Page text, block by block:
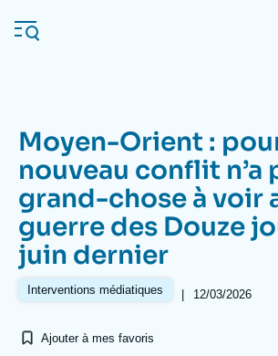
au
contenu
Navigation
principale
L'Ifri
Analyses
À propos de l'Ifri Recherches
Moyen-Orient :
nouveau conflit n’a
grand-chose à voir
guerre des Douze
juin dernier
Interventions médiatiques | 12/03/2026
Ajouter à mes favoris